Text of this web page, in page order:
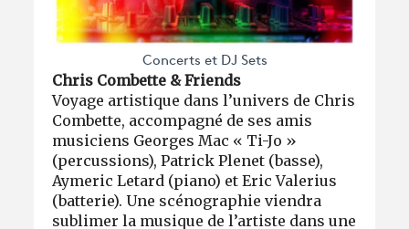
Concerts et DJ Sets
Chris Combette & Friends
Voyage artistique dans l’univers de Chris
Combette, accompagné de ses amis
musiciens Georges Mac « Ti-Jo »
(percussions), Patrick Plenet (basse),
Aymeric Letard (piano) et Eric Valerius
(batterie). Une scénographie viendra
sublimer la musique de l’artiste dans une